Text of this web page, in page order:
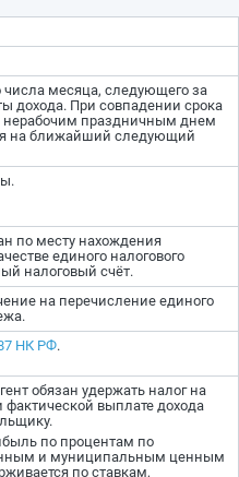
числа месяца, следующего за
дохода. При совпадении срока
праздничным днем
на ближайший следующий
по месту нахождения
единого налогового
налоговый счёт.
на перечисление единого
НК РФ.
обязан удержать налог на
выплате дохода
по процентам по
и муниципальным ценным
по ставкам,